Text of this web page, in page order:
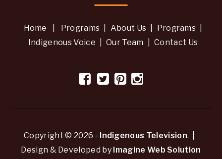
Home Programs About Us Programs
Indigenous Voice
Our Team Contact Us
Copyright © 2026 - Indigenous Television. |
Design & Developed by Imagine Web Solution